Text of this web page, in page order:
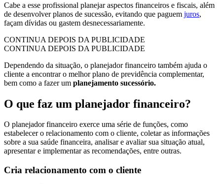
Cabe a esse profissional planejar aspectos financeiros e fiscais, além
de desenvolver planos de sucessão, evitando que paguem juros,
façam dívidas ou gastem desnecessariamente.
CONTINUA DEPOIS DA PUBLICIDADE
CONTINUA DEPOIS DA PUBLICIDADE
Dependendo da situação, o planejador financeiro também ajuda o
cliente a encontrar o melhor plano de previdência complementar,
bem como a fazer um planejamento sucessório.
O que faz um planejador financeiro?
O planejador financeiro exerce uma série de funções, como
estabelecer o relacionamento com o cliente, coletar as informações
sobre a sua saúde financeira, analisar e avaliar sua situação atual,
apresentar e implementar as recomendações, entre outras.
Cria relacionamento com o cliente